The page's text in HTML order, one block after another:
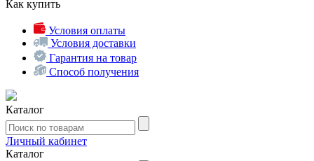
Как купить
Условия оплаты
Условия доставки
Гарантия на товар
Способ получения
Каталог
Личный кабинет
Каталог